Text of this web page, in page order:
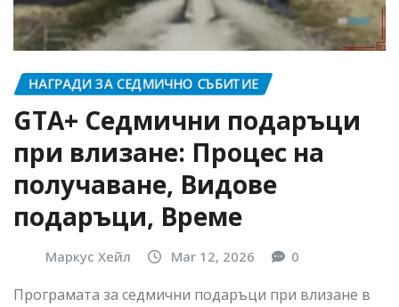
НАГРАДИ ЗА СЕДМИЧНО СЪБИТИЕ
GTA+ Седмични подаръци
при влизане: Процес на
получаване, Видове
подаръци, Време
Маркус Хейл Mar 12, 2026 0
Програмата за седмични подаръци при влизане в